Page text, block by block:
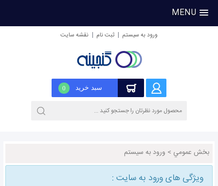
MENU
ورود به سیستم | ثبت نام | نقشه سایت
سبد خرید 0
بخش عمومي > ورود به سیستم
ویژگی های ورود به سایت :